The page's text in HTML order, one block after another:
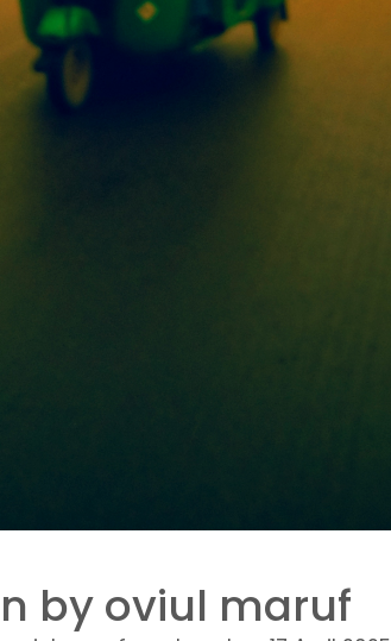
by oviul maruf